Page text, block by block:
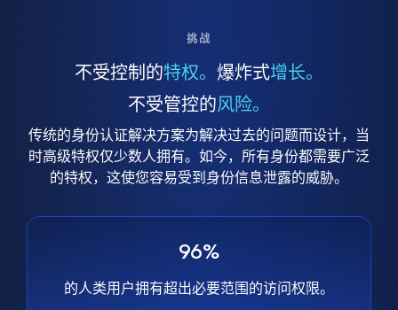
挑战
不受控制的特权。 爆炸式增长。
不受管控的风险。
传统的身份认证解决方案为解决过去的问题而设计，当
时高级特权仅少数人拥有。如今，所有身份都需要广泛
的特权，这使您容易受到身份信息泄露的威胁。
96%
的人类用户拥有超出必要范围的访问权限。